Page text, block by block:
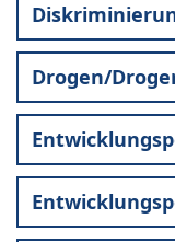
Drogen/